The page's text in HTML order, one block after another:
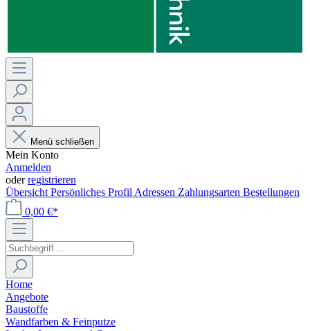
Menü schließen
Mein Konto
Anmelden
oderregistrieren
Übersicht Persönliches Profil Adressen Zahlungsarten Bestellungen
0,00 €*
Home
Angebote
Baustoffe
Wandfarben & Feinputze